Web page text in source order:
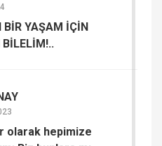
BİR YAŞAM İÇİN
BİLELİM!..
olarak hepimize